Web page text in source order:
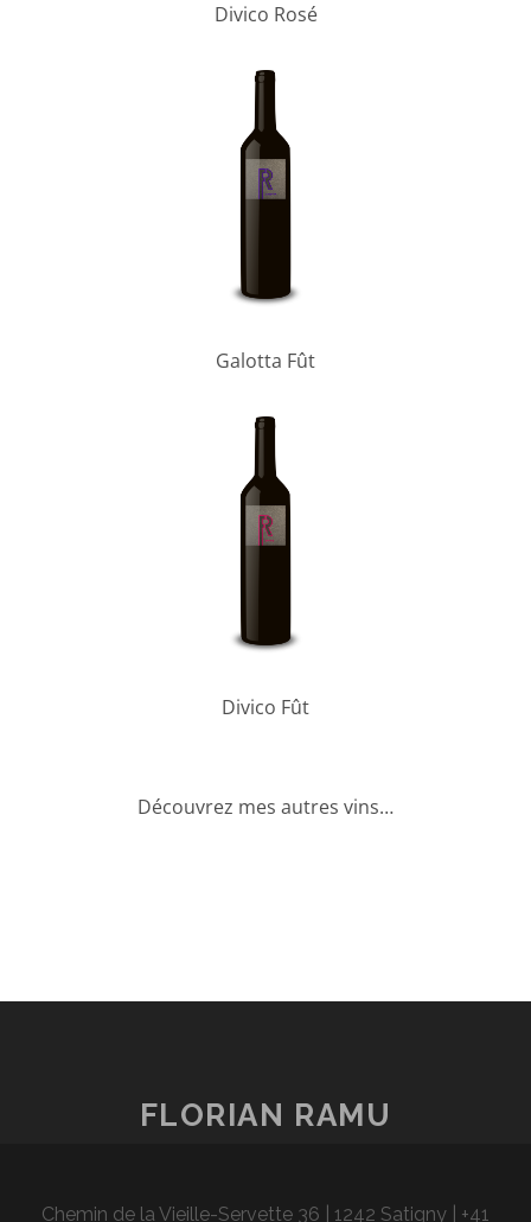
Divico Rosé
Galotta Fût
Divico Fût
Découvrez mes autres vins…
FLORIAN RAMU
Chemin de la Vieille-Servette 36 | 1242 Satigny | +41